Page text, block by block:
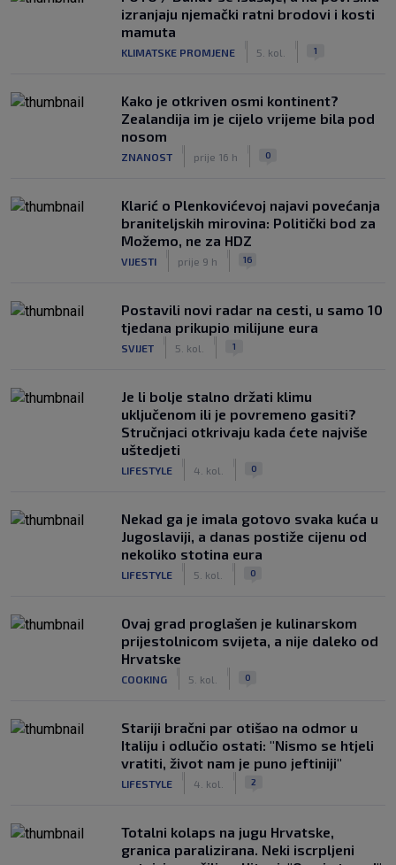
izranjaju njemački ratni brodovi i kosti
mamuta
KLIMATSKE PROMJENE 5. kol. 1
Kako je otkriven osmi kontinent?
Zealandija im je cijelo vrijeme bila pod
nosom
ZNANOST prije 16 h 0
Klarić o Plenkovićevoj najavi povećanja
braniteljskih mirovina: Politički bod za
Možemo, ne za HDZ
VIJESTI prije 9 h 16
Postavili novi radar na cesti, u samo 10
tjedana prikupio milijune eura
SVIJET 5. kol. 1
Je li bolje stalno držati klimu
uključenom ili je povremeno gasiti?
Stručnjaci otkrivaju kada ćete najviše
uštedjeti
LIFESTYLE 4. kol. 0
Nekad ga je imala gotovo svaka kuća u
Jugoslaviji, a danas postiže cijenu od
nekoliko stotina eura
LIFESTYLE 5. kol. 0
Ovaj grad proglašen je kulinarskom
prijestolnicom svijeta, a nije daleko od
Hrvatske
COOKING 5. kol. 0
Stariji bračni par otišao na odmor u
Italiju i odlučio ostati: "Nismo se htjeli
vratiti, život nam je puno jeftiniji"
LIFESTYLE 4. kol. 2
Totalni kolaps na jugu Hrvatske,
granica paralizirana. Neki iscrpljeni